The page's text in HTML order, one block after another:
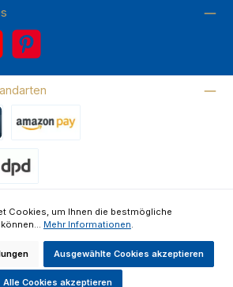
Pinterest
FAQ Datenschutz Impressum
Mehrwertsteuer zzgl.Versandkostenund ggf.
wenn nicht anders angegeben.
Cookies, um Ihnen die bestmögliche
Mehr Informationen.
Ausgewählte Cookies akzeptieren
Alle Cookies akzeptieren